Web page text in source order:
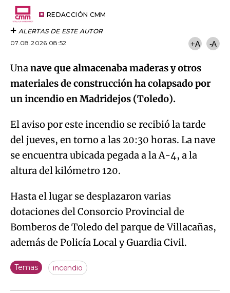
REDACCIÓN CMM
ALERTAS DE ESTE AUTOR
07.08.2026 08:52
+A -A
Unanave que almacenaba maderas y otros
materiales de construcción ha colapsado por
un incendio en Madridejos (Toledo).
El aviso por este incendio se recibió la tarde
del jueves, en torno a las 20:30 horas. La nave
se encuentra ubicada pegada a la A-4, a la
altura del kilómetro 120.
Hasta el lugar se desplazaron varias
dotaciones del Consorcio Provincial de
Bomberos de Toledo del parque de Villacañas,
además de Policía Local y Guardia Civil.
Temas incendio